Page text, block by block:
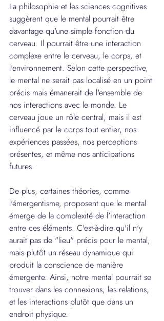
La philosophie et les sciences cognitives
suggèrent que le mental pourrait être
davantage qu'une simple fonction du
cerveau. Il pourrait être une interaction
complexe entre le cerveau, le corps, et
l'environnement. Selon cette perspective,
le mental ne serait pas localisé en un point
précis mais émanerait de l'ensemble de
nos interactions avec le monde. Le
cerveau joue un rôle central, mais il est
influencé par le corps tout entier, nos
expériences passées, nos perceptions
présentes, et même nos anticipations
futures.
De plus, certaines théories, comme
l'émergentisme, proposent que le mental
émerge de la complexité de l'interaction
entre ces éléments. C'est-à-dire qu'il n'y
aurait pas de "lieu" précis pour le mental,
mais plutôt un réseau dynamique qui
produit la conscience de manière
émergente. Ainsi, notre mental pourrait se
trouver dans les connexions, les relations,
et les interactions plutôt que dans un
endroit physique.